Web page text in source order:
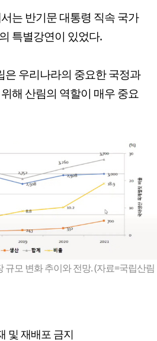
는 반기문 대통령 직속 국가
특별강연이 있었다.
은 우리나라의 중요한 국정과
해 산림의 역할이 매우 중요
모 변화 추이와 전망. (자료=국립산림
및 재배포 금지